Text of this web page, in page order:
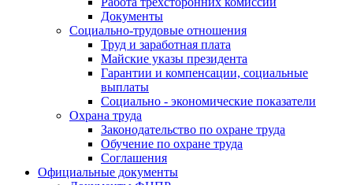
Документы
Социально-трудовые отношения
Труд и заработная плата
Майские указы президента
Гарантии и компенсации, социальные
выплаты
Социально - экономические показатели
Охрана труда
Законодательство по охране труда
Обучение по охране труда
Соглашения
Официальные документы